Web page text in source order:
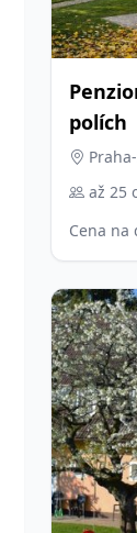
polích
až 25
Cena na